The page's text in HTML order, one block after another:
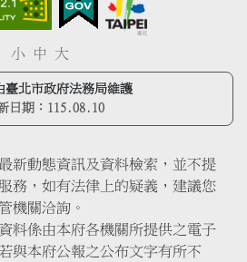
小 中 大
臺北市政府法務局維護
日期： 115.08.10
新動態資訊及資料檢索，並不提
務，如有法律上的疑義，建議您
機關洽詢。
料係由本府各機關所提供之電子
與本府公報之公布文字有所不